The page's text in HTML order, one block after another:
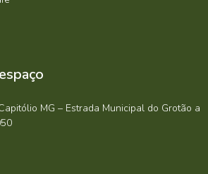
MG – Estrada Municipal do Grotão a